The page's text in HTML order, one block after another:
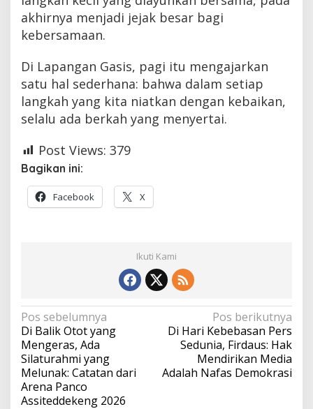
akhirnya menjadi jejak besar bagi
kebersamaan.
Di Lapangan Gasis, pagi itu mengajarkan
satu hal sederhana: bahwa dalam setiap
langkah yang kita niatkan dengan kebaikan,
selalu ada berkah yang menyertai.
Post Views: 379
Bagikan ini:
Facebook X
Ikuti Kami
Navigasi
pos
Pos sebelumnya
Di Balik Otot yang
Mengeras, Ada
Silaturahmi yang
Melunak: Catatan dari
Arena Panco
Assiteddekeng 2026
Pos berikutnya
Di Hari Kebebasan Pers
Sedunia, Firdaus: Hak
Mendirikan Media
Adalah Nafas Demokrasi